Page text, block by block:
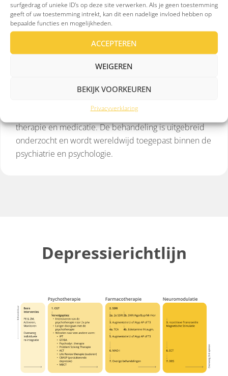
surfgedrag of unieke ID's op deze site verwerken. Als je geen toestemming
geeft of uw toestemming intrekt, kan dit een nadelige invloed hebben op
bepaalde functies en mogelijkheden.
ACCEPTEREN
WEIGEREN
BEKIJK VOORKEUREN
Privacyverklaring
Dwangstoornis (OCS)
Andere indicaties in overleg
Wetenschappelijk bewezen
multidisciplinaire richtlijn depressie (mei 2024) naast
therapie en medicatie. De behandeling is uitgebreid
onderzocht en wordt wereldwijd toegepast binnen de
psychiatrie en psychologie.
Depressierichtlijn